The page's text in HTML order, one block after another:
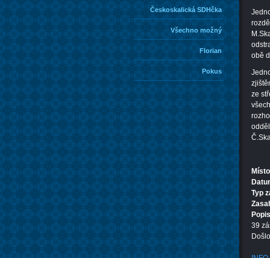
Českoskalická SDHčka
Všechno možný
Florian
Pokus
obě
ze
Typ
39